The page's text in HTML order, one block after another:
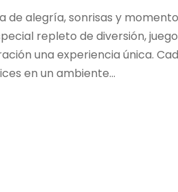
alegría, sonrisas y
repleto de diversión,
una experiencia única.
en un ambiente...